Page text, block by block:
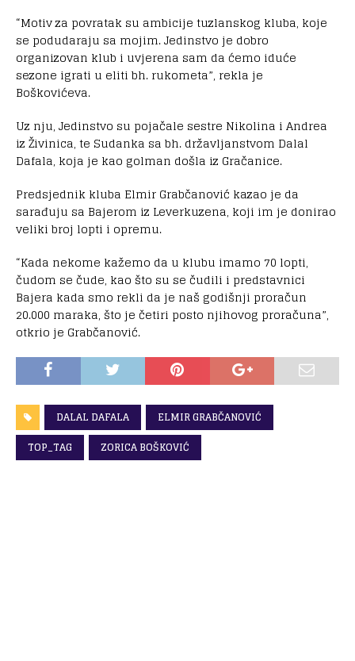
“Motiv za povratak su ambicije tuzlanskog kluba, koje
se podudaraju sa mojim. Jedinstvo je dobro
organizovan klub i uvjerena sam da ćemo iduće
sezone igrati u eliti bh. rukometa”, rekla je
Boškovićeva.
Uz nju, Jedinstvo su pojačale sestre Nikolina i Andrea
iz Živinica, te Sudanka sa bh. državljanstvom Dalal
Dafala, koja je kao golman došla iz Gračanice.
Predsjednik kluba Elmir Grabčanović kazao je da
sarađuju sa Bajerom iz Leverkuzena, koji im je donirao
veliki broj lopti i opremu.
“Kada nekome kažemo da u klubu imamo 70 lopti,
čudom se čude, kao što su se čudili i predstavnici
Bajera kada smo rekli da je naš godišnji proračun
20.000 maraka, što je četiri posto njihovog proračuna”,
otkrio je Grabčanović.
DALAL DAFALA
ELMIR GRABČANOVIĆ
TOP_TAG
ZORICA BOŠKOVIĆ